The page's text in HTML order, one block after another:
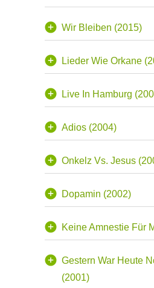
Wir Bleiben (2015)
Lieder Wie Orkane
Live In Hamburg
Adios (2004)
Onkelz Vs. Jesus
Dopamin (2002)
Keine Amnestie Für
Gestern War Heute
(2001)